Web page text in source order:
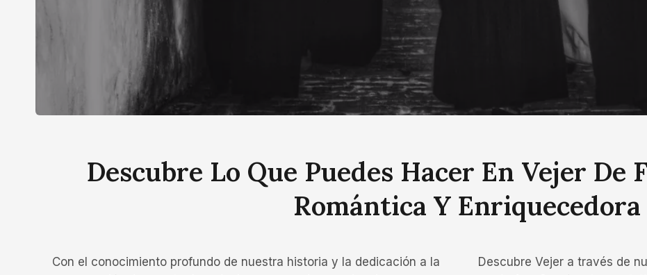
Descubre Lo Que Puedes Hacer En Vejer De
Romántica Y Enriquecedora
Con el conocimiento profundo de nuestra historia y la dedicación a la
Descubre Vejer a través de